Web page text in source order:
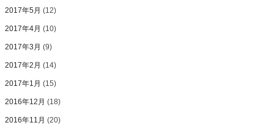
2017年5月 (12)
2017年4月 (10)
2017年3月 (9)
2017年2月 (14)
2017年1月 (15)
2016年12月 (18)
2016年11月 (20)